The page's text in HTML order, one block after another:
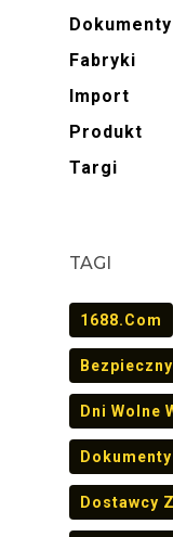
Dokumenty
Fabryki
Import
Produkt
Targi
TAGI
1688.com
Dni Wolne
Dostawcy